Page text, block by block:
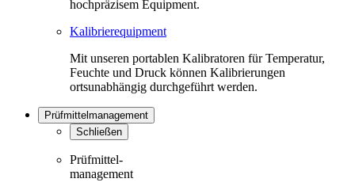
hochpräzisem Equipment.
Kalibrierequipment
Mit unseren portablen Kalibratoren für Temperatur,
Feuchte und Druck können Kalibrierungen
ortsunabhängig durchgeführt werden.
Prüfmittelmanagement
Schließen
Prüfmittel-
management